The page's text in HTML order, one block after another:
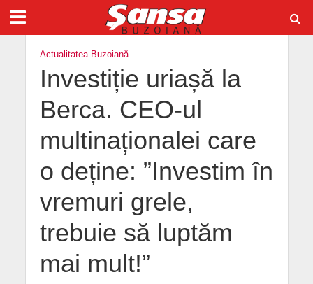
Actualitatea Buzoiană
Investiție uriașă la
Berca. CEO-ul
multinaționalei care
o deține: ”Investim în
vremuri grele,
trebuie să luptăm
mai mult!”